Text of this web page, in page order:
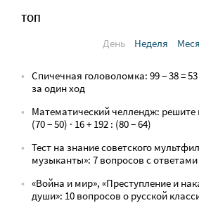
ТОП
День
Неделя
Спичечная головоломка: 99 − 38 =
за один ход
Математический челлендж: решите
(70 − 50) · 16 + 192 : (80 − 64)
Тест на знание советского
музыканты»: 7 вопросов с ответами
«Война и мир», «Преступление и
души»: 10 вопросов о русской